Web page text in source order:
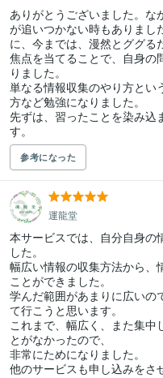
ありがとうございました。な
が追いつかない時もありまし
に、今までは、漫然とググる
焦点を当てることで、自身の
りました。
単なる情報収集のやり方とい
方など勉強になりました。
先ずは、習ったことを染み込
す。
参考になった
運龍堂
本サービスでは、自分自身の
した。
幅広い情報の収集方法から、
ことができました。
学んだ範囲があまりに広いの
て行こうと思います。
これまで、幅広く、また集中
とがなかったので、
非常にためになりました。
他のサービスも申し込みをさ